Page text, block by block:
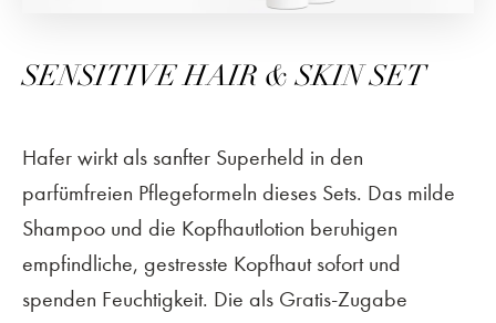
SENSITIVE HAIR & SKIN SET
Hafer wirkt als sanfter Superheld in den
parfümfreien Pflegeformeln dieses Sets. Das milde
Shampoo und die Kopfhautlotion beruhigen
empfindliche, gestresste Kopfhaut sofort und
spenden Feuchtigkeit. Die als Gratis-Zugabe